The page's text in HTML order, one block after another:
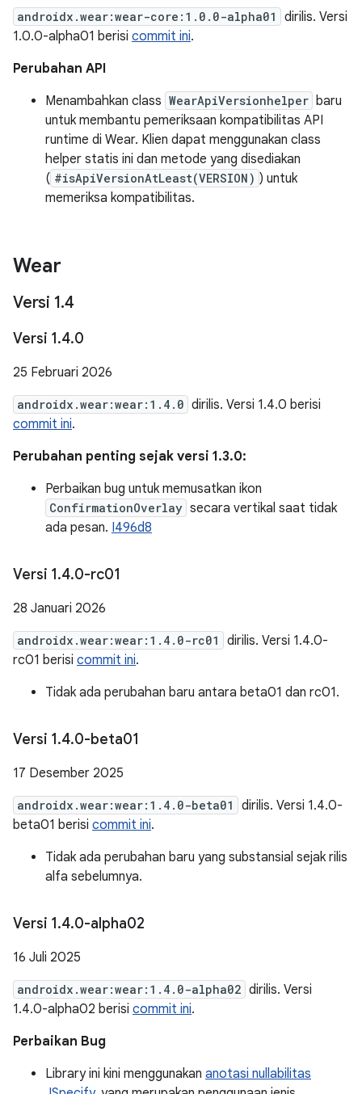
androidx.wear:wear-core:1.0.0-alpha01
dirilis. Versi
1.0.0-alpha01 berisi commit ini.
Perubahan API
Menambahkan class WearApiVersionhelper baru
untuk membantu pemeriksaan kompatibilitas API
runtime di Wear. Klien dapat menggunakan class
helper statis ini dan metode yang disediakan
( #isApiVersionAtLeast(VERSION) ) untuk
memeriksa kompatibilitas.
Wear
Versi 1.4
Versi 1.4.0
25 Februari 2026
androidx.wear:wear:1.4.0 dirilis. Versi 1.4.0 berisi
commit ini.
Perubahan penting sejak versi 1.3.0:
Perbaikan bug untuk memusatkan ikon
ConfirmationOverlay secara vertikal saat tidak
ada pesan. I496d8
Versi 1.4.0-rc01
28 Januari 2026
androidx.wear:wear:1.4.0-rc01
dirilis. Versi 1.4.0-
rc01 berisi commit ini.
Tidak ada perubahan baru antara beta01 dan rc01.
Versi 1.4.0-beta01
17 Desember 2025
androidx.wear:wear:1.4.0-beta01
dirilis. Versi 1.4.0-
beta01 berisi commit ini.
Tidak ada perubahan baru yang substansial sejak rilis
alfa sebelumnya.
Versi 1.4.0-alpha02
16 Juli 2025
androidx.wear:wear:1.4.0-alpha02 dirilis. Versi
1.4.0-alpha02 berisi commit ini.
Perbaikan Bug
Library ini kini menggunakan anotasi nullabilitas